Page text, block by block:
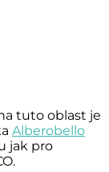
tuto oblast je
Alberobello
jak pro